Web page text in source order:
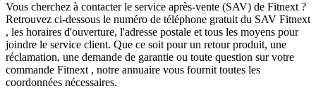
Vous cherchez à contacter le service après-vente (SAV) de Fitnext ?
Retrouvez ci-dessous le numéro de téléphone gratuit du SAV Fitnext
, les horaires d'ouverture, l'adresse postale et tous les moyens pour
joindre le service client. Que ce soit pour un retour produit, une
réclamation, une demande de garantie ou toute question sur votre
commande Fitnext , notre annuaire vous fournit toutes les
coordonnées nécessaires.